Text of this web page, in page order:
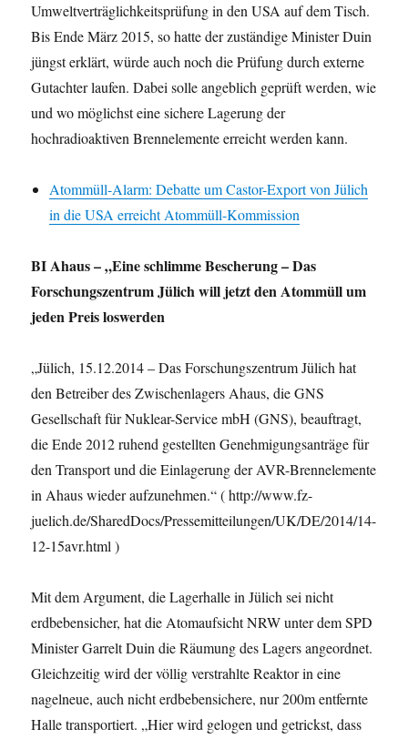
Umweltverträglichkeitsprüfung in den USA auf dem Tisch.
Bis Ende März 2015, so hatte der zuständige Minister Duin
jüngst erklärt, würde auch noch die Prüfung durch externe
Gutachter laufen. Dabei solle angeblich geprüft werden, wie
und wo möglichst eine sichere Lagerung der
hochradioaktiven Brennelemente erreicht werden kann.
Atommüll-Alarm: Debatte um Castor-Export von Jülich
in die USA erreicht Atommüll-Kommission
BI Ahaus – „Eine schlimme Bescherung – Das
Forschungszentrum Jülich will jetzt den Atommüll um
jeden Preis loswerden
„Jülich, 15.12.2014 – Das Forschungszentrum Jülich hat
den Betreiber des Zwischenlagers Ahaus, die GNS
Gesellschaft für Nuklear-Service mbH (GNS), beauftragt,
die Ende 2012 ruhend gestellten Genehmigungsanträge für
den Transport und die Einlagerung der AVR-Brennelemente
in Ahaus wieder aufzunehmen.“ ( http://www.fz-
juelich.de/SharedDocs/Pressemitteilungen/UK/DE/2014/14-
12-15avr.html )
Mit dem Argument, die Lagerhalle in Jülich sei nicht
erdbebensicher, hat die Atomaufsicht NRW unter dem SPD
Minister Garrelt Duin die Räumung des Lagers angeordnet.
Gleichzeitig wird der völlig verstrahlte Reaktor in eine
nagelneue, auch nicht erdbebensichere, nur 200m entfernte
Halle transportiert. „Hier wird gelogen und getrickst, dass